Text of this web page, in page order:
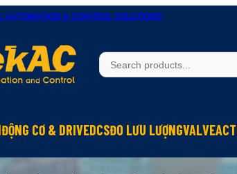
AUTOMATION & CONTROL SOLUTIONS
ĐỘNG CƠ & DRIVEDCSĐO LƯU LƯỢNGVALVE